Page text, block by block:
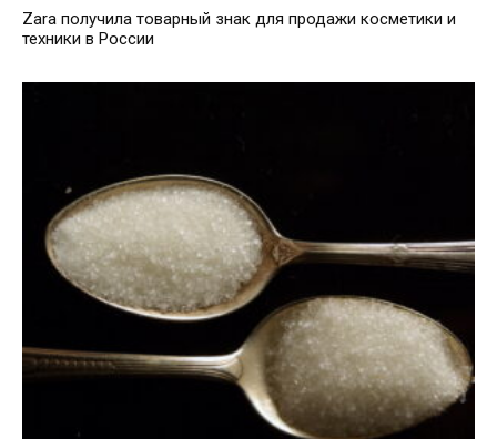
Zara получила товарный знак для продажи косметики и
техники в России